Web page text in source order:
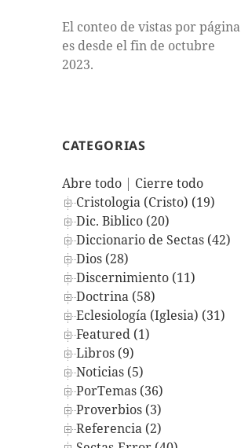
El conteo de vistas por página
es desde el fin de octubre
2023.
CATEGORIAS
Abre todo | Cierre todo
Cristologia (Cristo) (19)
Dic. Biblico (20)
Diccionario de Sectas (42)
Dios (28)
Discernimiento (11)
Doctrina (58)
Eclesiología (Iglesia) (31)
Featured (1)
Libros (9)
Noticias (5)
PorTemas (36)
Proverbios (3)
Referencia (2)